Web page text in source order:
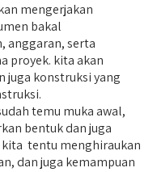
mengerjakan
bakal
anggaran, serta
proyek. kita akan
juga konstruksi yang
temu muka awal,
bentuk dan juga
tentu menghiraukan
dan juga kemampuan